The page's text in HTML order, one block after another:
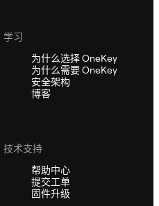
学习
为什么选择 OneKey
为什么需要 OneKey
安全架构
博客
技术支持
帮助中心
提交工单
固件升级